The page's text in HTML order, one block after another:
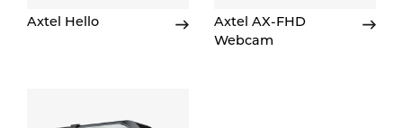
Axtel Hello
Axtel AX-FHD
Webcam